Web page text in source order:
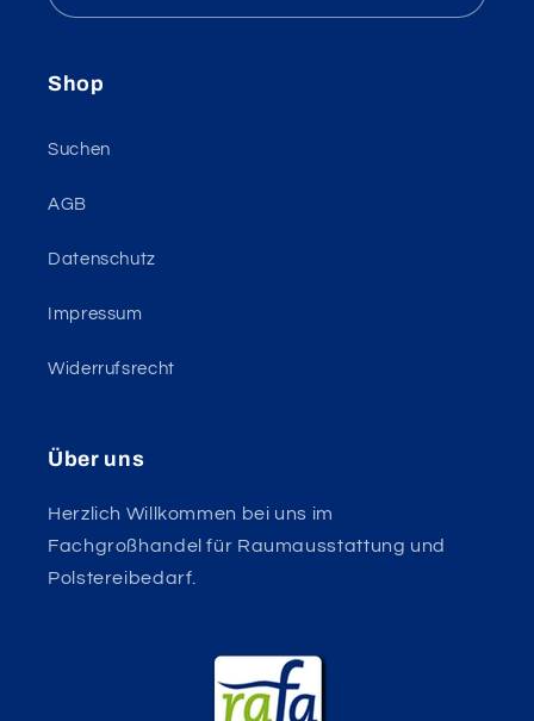
Shop
Suchen
AGB
Datenschutz
Impressum
Widerrufsrecht
Über uns
Herzlich Willkommen bei uns im
Fachgroßhandel für Raumausstattung und
Polstereibedarf.